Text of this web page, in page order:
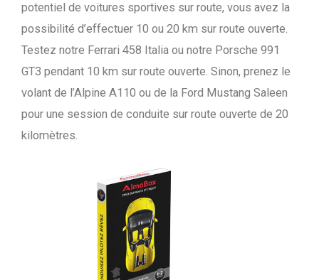
potentiel de voitures sportives sur route, vous avez la
possibilité d’effectuer 10 ou 20 km sur route ouverte.
Testez notre Ferrari 458 Italia ou notre Porsche 991
GT3 pendant 10 km sur route ouverte. Sinon, prenez le
volant de l’Alpine A110 ou de la Ford Mustang Saleen
pour une session de conduite sur route ouverte de 20
kilomètres.